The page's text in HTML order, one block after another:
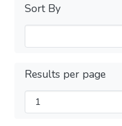
Sort By
Results per page